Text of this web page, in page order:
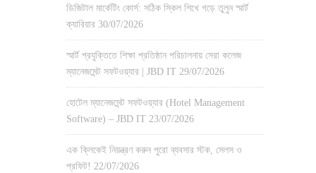
ডিজিটাল মার্কেটিং কোর্স: সঠিক স্কিল শিখে গড়ে তুলুন স্মার্ট
ক্যারিয়ার 30/07/2026
স্মার্ট প্রযুক্তিতে শিক্ষা প্রতিষ্ঠান পরিচালনায় সেরা কলেজ
ম্যানেজমেন্ট সফটওয়্যার | JBD IT 29/07/2026
হোটেল ম্যানেজমেন্ট সফটওয়্যার (Hotel Management
Software) – JBD IT 23/07/2026
এক ক্লিকেই নিয়ন্ত্রণ করুন পুরো ব্যবসার স্টক, সেলস ও
প্রফিট! 22/07/2026